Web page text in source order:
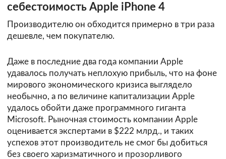
себестоимость Apple iPhone 4
Производителю он обходится примерно в три раза
дешевле, чем покупателю.
Даже в последние два года компании Apple
удавалось получать неплохую прибыль, что на фоне
мирового экономического кризиса выглядело
необычно, а по величине капитализации Apple
удалось обойти даже программного гиганта
Microsoft. Рыночная стоимость компании Apple
оценивается экспертами в $222 млрд., и таких
успехов этот производитель не смог бы добиться
без своего харизматичного и прозорливого